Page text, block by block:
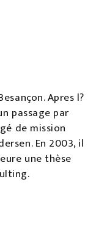
Apres l?
passage par
de mission
En 2003, il
une thèse